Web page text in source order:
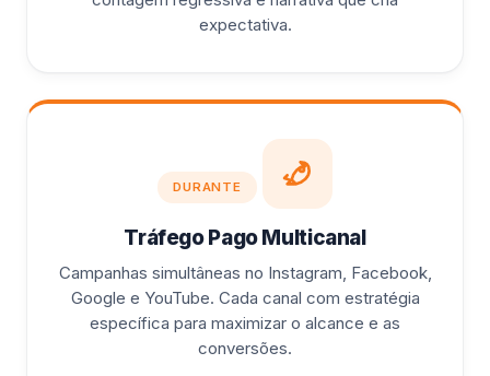
expectativa.
DURANTE
Tráfego Pago Multicanal
Campanhas simultâneas no Instagram, Facebook,
Google e YouTube. Cada canal com estratégia
específica para maximizar o alcance e as
conversões.